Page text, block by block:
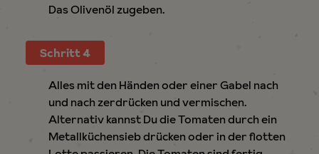
Das Olivenöl zugeben.
Schritt 4
Alles mit den Händen oder einer Gabel nach
und nach zerdrücken und vermischen.
Alternativ kannst Du die Tomaten durch ein
Metallküchensieb drücken oder in der flotten